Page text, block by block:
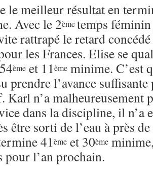
le meilleur résultat en
Avec le 2èmetemps
rattrapé le retard
les Frances. Elise se
ème et 11ème minime. C’est
prendre l’avance
n’a malheureusement
dans la discipline, il n’a
être sorti de l’eau à près
41ème et 30ème
pour l’an prochain.